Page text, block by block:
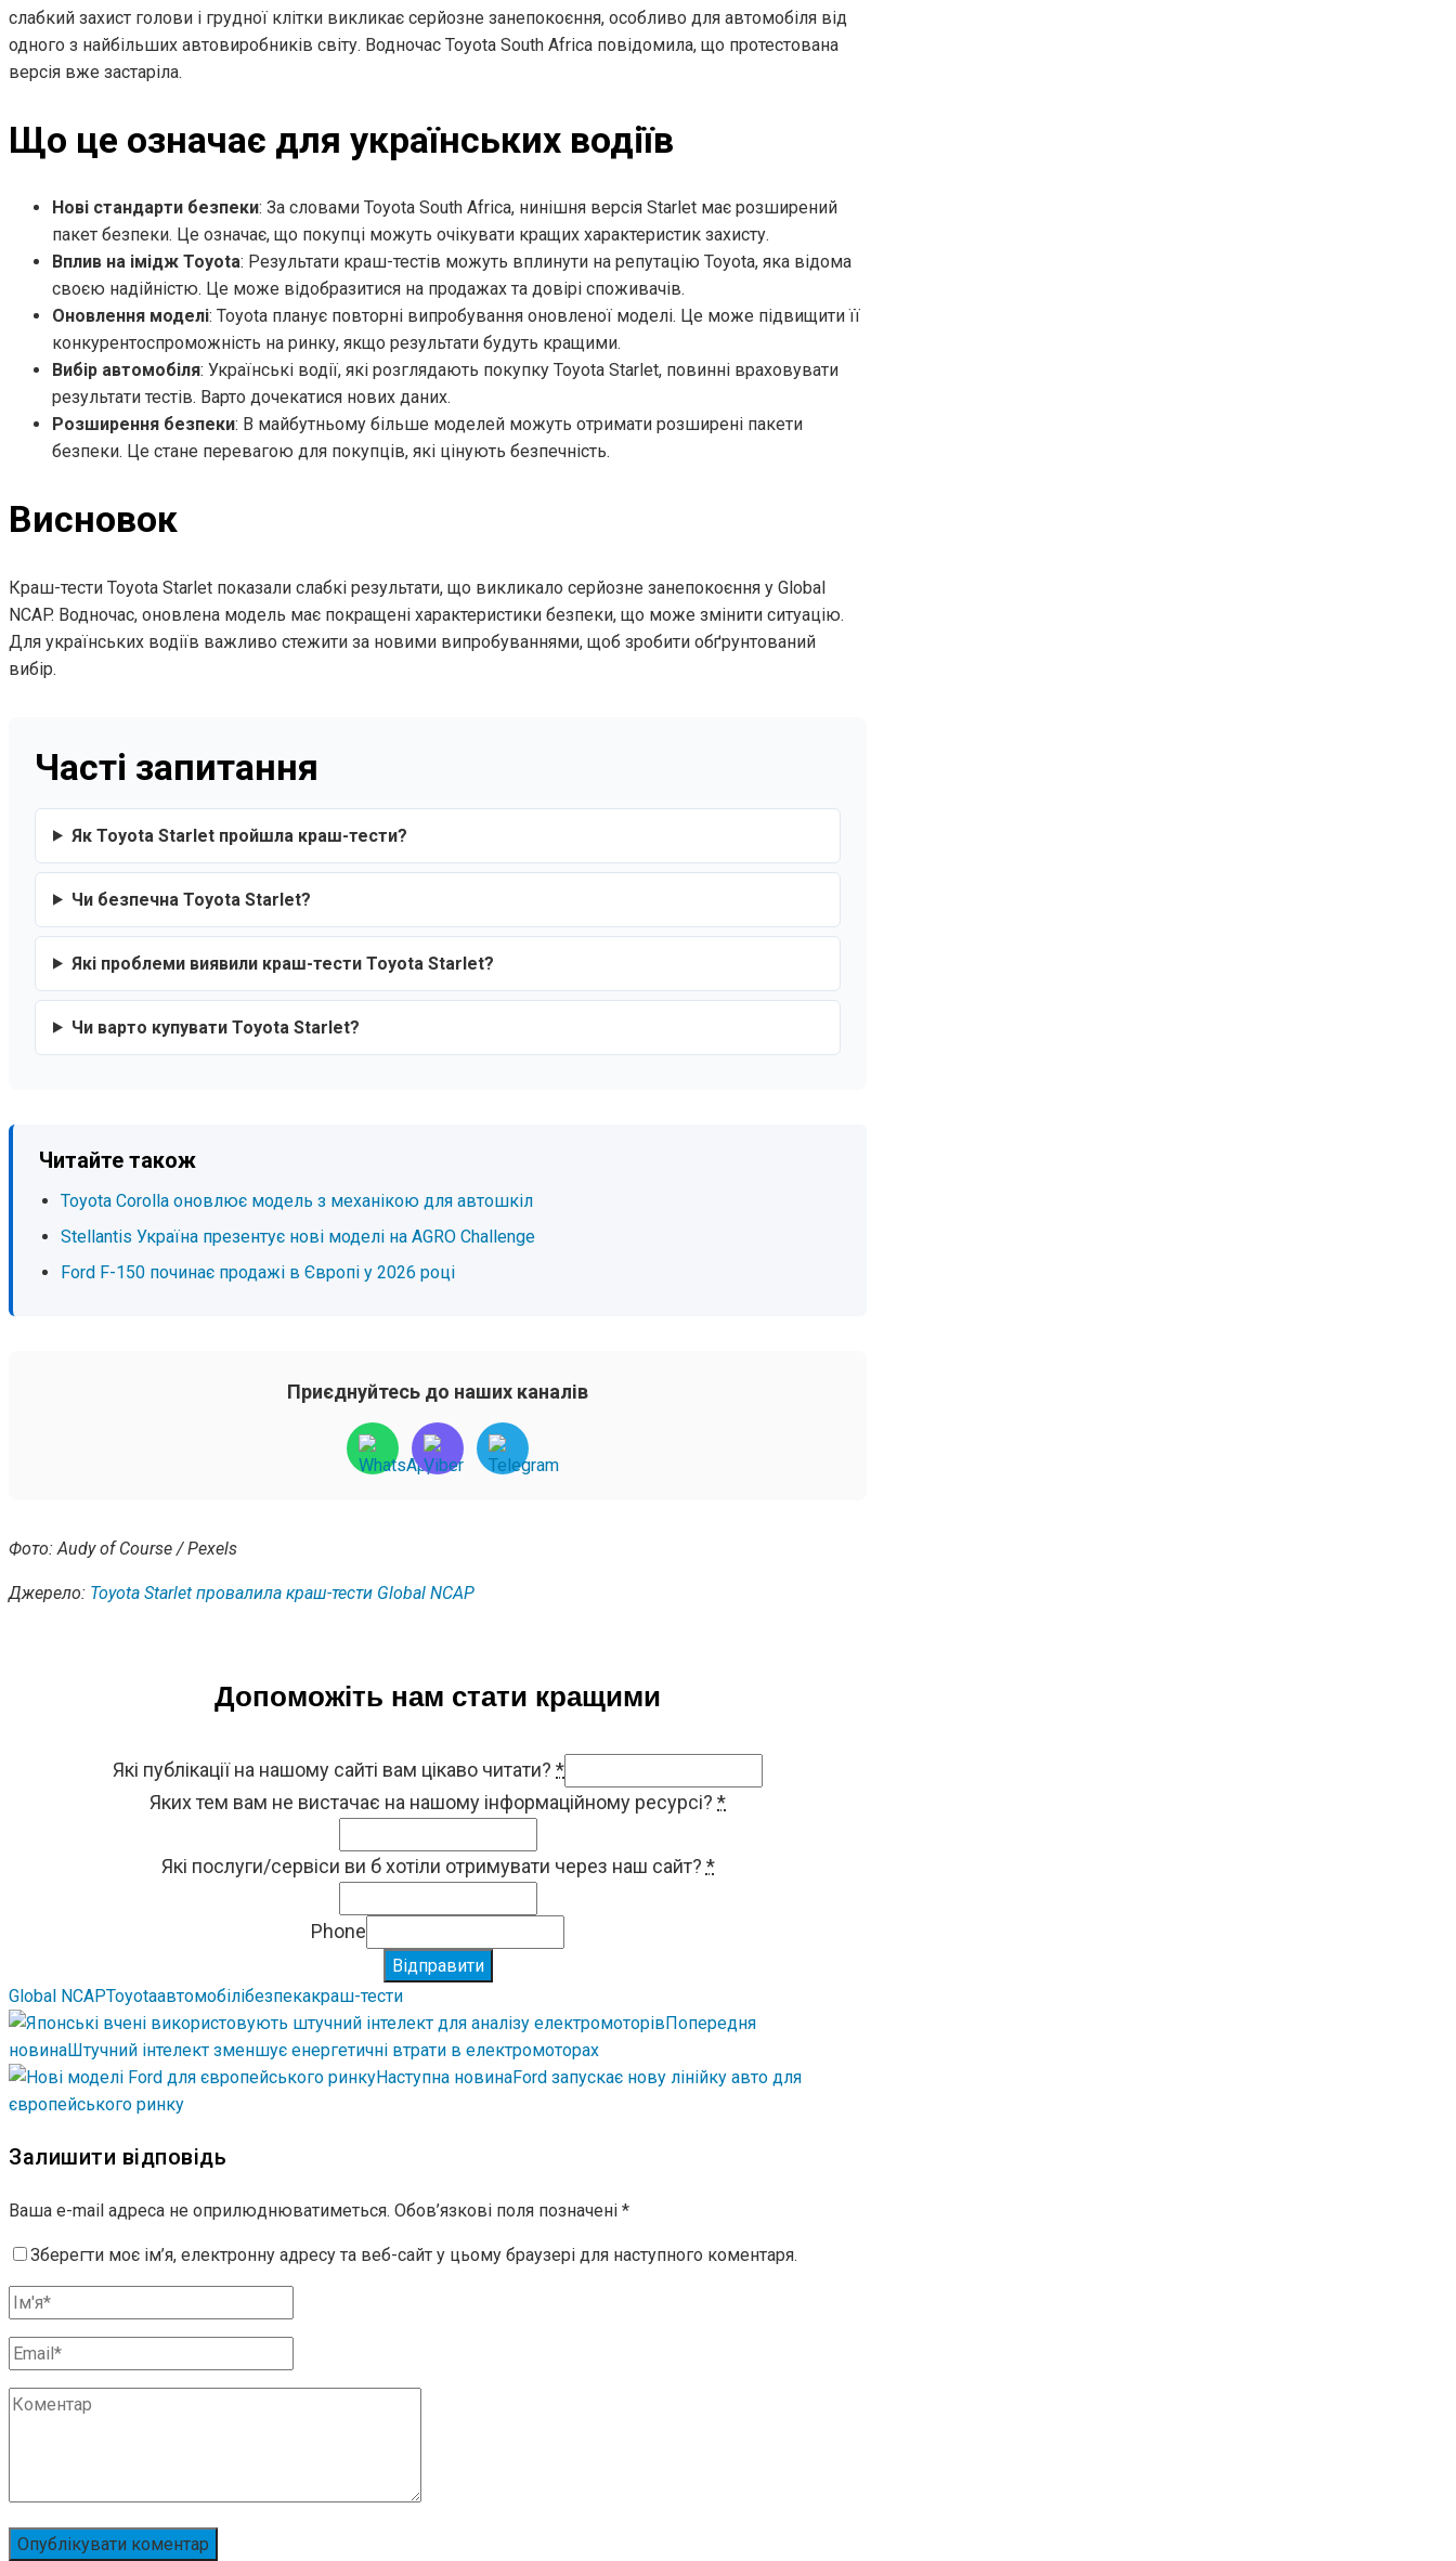
слабкий захист голови і грудної клітки викликає серйозне занепокоєння, особливо для автомобіля від
одного з найбільших автовиробників світу. Водночас Toyota South Africa повідомила, що протестована
версія вже застаріла.
Що це означає для українських водіїв
Нові стандарти безпеки: За словами Toyota South Africa, нинішня версія Starlet має розширений
пакет безпеки. Це означає, що покупці можуть очікувати кращих характеристик захисту.
Вплив на імідж Toyota: Результати краш-тестів можуть вплинути на репутацію Toyota, яка відома
своєю надійністю. Це може відобразитися на продажах та довірі споживачів.
Оновлення моделі: Toyota планує повторні випробування оновленої моделі. Це може підвищити її
конкурентоспроможність на ринку, якщо результати будуть кращими.
Вибір автомобіля: Українські водії, які розглядають покупку Toyota Starlet, повинні враховувати
результати тестів. Варто дочекатися нових даних.
Розширення безпеки: В майбутньому більше моделей можуть отримати розширені пакети
безпеки. Це стане перевагою для покупців, які цінують безпечність.
Висновок
Краш-тести Toyota Starlet показали слабкі результати, що викликало серйозне занепокоєння у Global
NCAP. Водночас, оновлена модель має покращені характеристики безпеки, що може змінити ситуацію.
Для українських водіїв важливо стежити за новими випробуваннями, щоб зробити обґрунтований
вибір.
Часті запитання
Як Toyota Starlet пройшла краш-тести?
Чи безпечна Toyota Starlet?
Які проблеми виявили краш-тести Toyota Starlet?
Чи варто купувати Toyota Starlet?
Читайте також
Toyota Corolla оновлює модель з механікою для автошкіл
Stellantis Україна презентує нові моделі на AGRO Challenge
Ford F-150 починає продажі в Європі у 2026 році
Приєднуйтесь до наших каналів
Фото: Audy of Course / Pexels
Джерело: Toyota Starlet провалила краш-тести Global NCAP
Допоможіть нам стати кращими
Які публікації на нашому сайті вам цікаво читати? *
Яких тем вам не вистачає на нашому інформаційному ресурсі? *
Які послуги/сервіси ви б хотіли отримувати через наш сайт? *
Phone
Відправити
Global NCAPToyotaавтомобілібезпекакраш-тести
Попередня
новинаШтучний інтелект зменшує енергетичні втрати в електромоторах
Наступна новинаFord запускає нову лінійку авто для
європейського ринку
Залишити відповідь
Ваша e-mail адреса не оприлюднюватиметься. Обов’язкові поля позначені *
Зберегти моє ім’я, електронну адресу та веб-сайт у цьому браузері для наступного коментаря.